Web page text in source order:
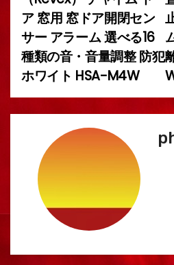
稿
ナ
ビ
ゲ
シ
ョ
ア 窓用 窓ドア開閉セン
サー アラーム 選べる16
種類の音・音量調整 防犯
ホワイト HSA-M4W